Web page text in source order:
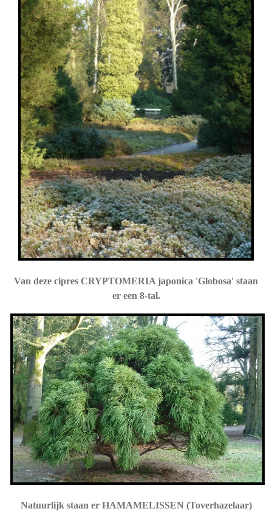
Van deze cipres CRYPTOMERIA japonica 'Globosa' staan
er een 8-tal.
Natuurlijk staan er HAMAMELISSEN (Toverhazelaar)